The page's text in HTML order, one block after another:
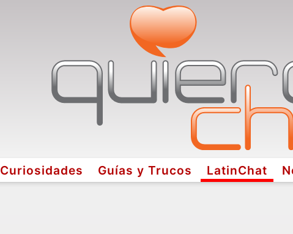
Curiosidades Guías y Trucos LatinChat